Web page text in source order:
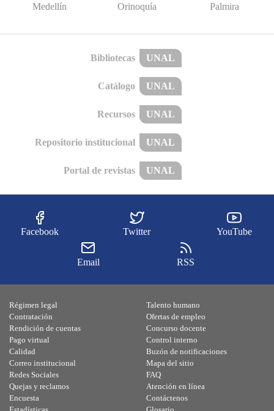
Medellín Orinoquía Palmira
Bibliotecas UNAL
Catálogo UNAL
Recursos UNAL
Repositorio institucional UNAL
Portal de revistas UNAL
Facebook Twitter YouTube
Email RSS
Régimen legal
Contratación
Rendición de cuentas
Pago virtual
Calidad
Talento humano
Ofertas de empleo
Concurso docente
Control interno
Buzón de notificaciones
Correo institucional
Redes Sociales
Quejas y reclamos
Encuesta
Mapa del sitio
FAQ
Atención en línea
Contáctenos